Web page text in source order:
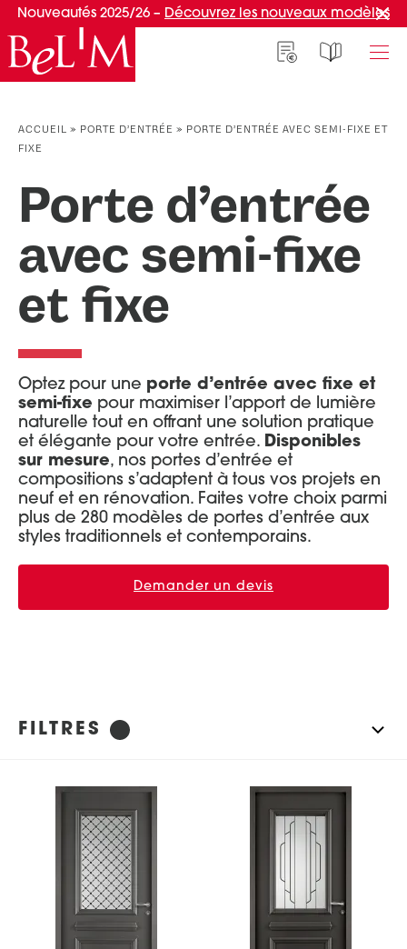
Nouveautés 2025/26 – Découvrez les nouveaux modèles
PAR TYPE
Portes d’entrée
Portes de service
Portes d’entrée grand trafic
PAR STYLE
Portes d’entrée contemporaines
Portes d’entrée vitrées
Portes d'entrée pleines
PAR MATÉRIAU
Portes d’entrée Aluminium
Portes d’entrée Acier
Portes d’entrée Mixte Bois / Alu
Portes d’entrée Bois
PAR TYPE
Marquises
Luminaires
S'INSPIRER ET CHOISIR
Témoignages clients
Idées d'aménagement
Une entrée sur mesure
Accueil connecté
Faire mon choix
RÉUSSIR MON PROJET
Conseils de pro
Normes & fiscalité
VIVRE AVEC SA PORTE
Entretien et réglages
ACCUEIL » PORTE D’ENTRÉE » PORTE D’ENTRÉE AVEC SEMI-FIXE ET
FIXE
Porte d’entrée
avec semi-fixe
et fixe
Optez pour une porte d’entrée avec fixe et
semi-fixe pour maximiser l’apport de lumière
naturelle tout en offrant une solution pratique
et élégante pour votre entrée. Disponibles
sur mesure, nos portes d’entrée et
compositions s’adaptent à tous vos projets en
neuf et en rénovation. Faites votre choix parmi
plus de 280 modèles de portes d’entrée aux
styles traditionnels et contemporains.
Demander un devis
FILTRES
Afficher plus de filtres
Réinitialiser les filtres